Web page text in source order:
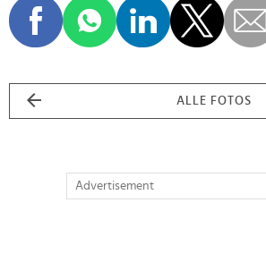
ALLE FOTOS
Advertisement